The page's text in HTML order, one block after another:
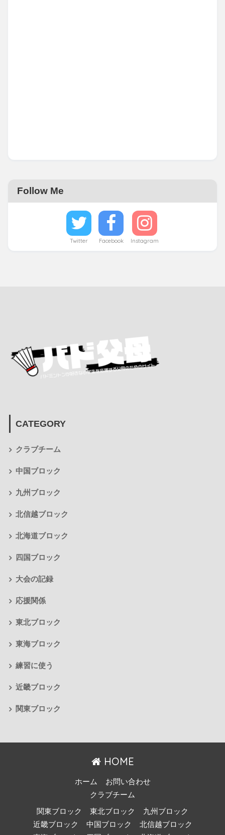
Follow Me
Twitter Facebook Instagram
CATEGORY
クラブチーム
中国ブロック
九州ブロック
北信越ブロック
北海道ブロック
四国ブロック
大会の記録
応援関係
東北ブロック
東海ブロック
練習に使う
近畿ブロック
関東ブロック
HOME
ホーム
お問い合わせ
クラブチーム
関東ブロック 東北ブロック
九州ブロック
近畿ブロック
中国ブロック
北信越ブロック